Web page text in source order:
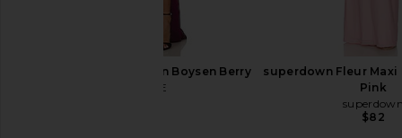
SAU LEE Hera Gown in Boysen Berry
SAU LEE
superdown Fleur Maxi
Pink
superdown
$82